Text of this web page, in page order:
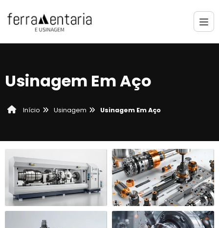
Usinagem Em Aço
Início Usinagem Usinagem Em Aço